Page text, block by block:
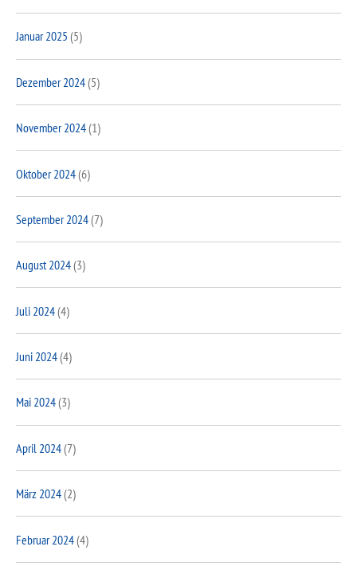
Januar 2025 (5)
Dezember 2024(5)
November 2024(1)
Oktober 2024(6)
September 2024(7)
August 2024(3)
Juli 2024(4)
Juni 2024(4)
Mai 2024(3)
April 2024(7)
März 2024(2)
Februar 2024(4)